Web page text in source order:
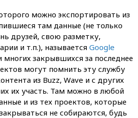
можно экспортировать из
там данные (не только
друзей, свою разметку,
и т.п.), называется Google
многих закрывшихся за последнее
могут помнить эту службу
из Buzz, Wave и с других
их участь. Там можно в любой
и из тех проектов, которые
не собираются, будь